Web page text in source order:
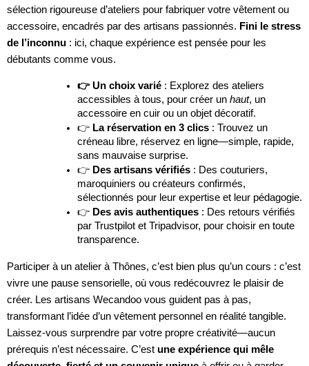
sélection rigoureuse d’ateliers pour fabriquer votre vêtement ou
accessoire, encadrés par des artisans passionnés. Fini le stress
de l’inconnu : ici, chaque expérience est pensée pour les
débutants comme vous.
👉 Un choix varié : Explorez des ateliers
accessibles à tous, pour créer un haut, un
accessoire en cuir ou un objet décoratif.
👉 La réservation en 3 clics : Trouvez un
créneau libre, réservez en ligne—simple, rapide,
sans mauvaise surprise.
👉 Des artisans vérifiés : Des couturiers,
maroquiniers ou créateurs confirmés,
sélectionnés pour leur expertise et leur pédagogie.
👉 Des avis authentiques : Des retours vérifiés
par Trustpilot et Tripadvisor, pour choisir en toute
transparence.
Participer à un atelier à Thônes, c’est bien plus qu’un cours : c’est
vivre une pause sensorielle, où vous redécouvrez le plaisir de
créer. Les artisans Wecandoo vous guident pas à pas,
transformant l’idée d’un vêtement personnel en réalité tangible.
Laissez-vous surprendre par votre propre créativité—aucun
prérequis n’est nécessaire. C’est une expérience qui mêle